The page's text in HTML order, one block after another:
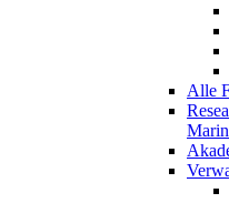
Alle